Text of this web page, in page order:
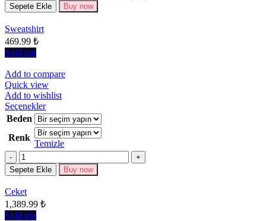
Seçenekler
Sepete Ekle Buy now
Sweatshirt
469.99 ₺
Sold out
Add to compare
Quick view
Add to wishlist
SeçeneklerBu
ürünün
birden
fazla
varyasyonu
Seçenekler
seçilebilir
Beden
Renk
Temizle
Miktar
Sepete Ekle Buy now
Ceket
1,389.99 ₺
Sold out